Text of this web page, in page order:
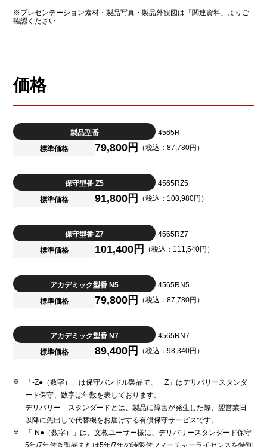
※プレゼンテーション素材・製品写真・製品外観図は「関連資料」よりご
確認ください
価格
製品型番
4565R
標準価格
79,800円 （税込：87,780円）
保守型番 Z5
4565RZ5
標準価格
91,800円 （税込：100,980円）
保守型番 Z7
4565RZ7
標準価格
101,400円 （税込：111,540円）
アカデミック型番 N5
4565RN5
標準価格
79,800円 （税込：87,780円）
アカデミック型番 N7
4565RN7
標準価格
89,400円 （税込：98,340円）
「-Z●（数字）」は保守バンドル製品で、「Z」はデリバリースタンダ
ード保守、数字は年数を表しております。
デリバリー スタンダードとは、製品に障害が発生した際、翌営業日
以降に先出しで代替機をお届けする有償保守サービスです。
「-N●（数字）」は、文教ユーザー様に、デリバリースタンダード保守